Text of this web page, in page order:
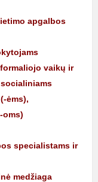
apgalbos
vaikų ir
ėms),
oms)
specialistams ir
medžiaga